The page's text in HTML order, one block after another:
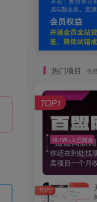
热门项目 免
16.1W+人已阅读
你还在到处找
卖项目一个月
TOP1
TOP2